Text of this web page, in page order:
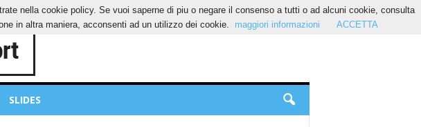
SLIDES
nella cookie policy. Se vuoi saperne di piu o negare il consenso a tutti o ad alcuni cookie, consulta
in altra maniera, acconsenti ad un utilizzo dei cookie.
maggiori informazioni ACCETTA